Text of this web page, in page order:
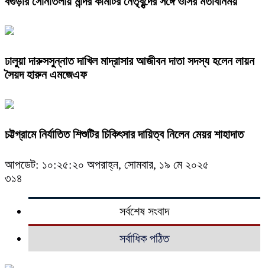
ঢালুয়া দারুসসুন্নাত দাখিল মাদ্রাসার আজীবন দাতা সদস্য হলেন লায়ন
সৈয়দ হারুন এমজেএফ
চট্টগ্রামে নির্যাতিত শিশুটির চিকিৎসার দায়িত্ব নিলেন মেয়র শাহাদাত
আপডেট: ১০:২৫:২০ অপরাহ্ন, সোমবার, ১৯ মে ২০২৫
৩১৪
সর্বশেষ সংবাদ
সর্বাধিক পঠিত